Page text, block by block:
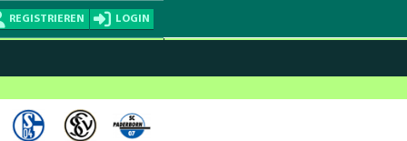
REGISTRIEREN LOGIN